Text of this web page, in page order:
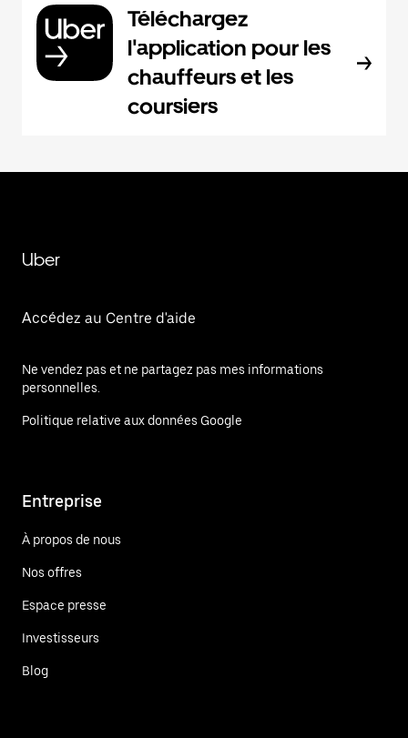
Téléchargez
l'application pour les
chauffeurs et les
coursiers
Uber
Accédez au Centre d'aide
Ne vendez pas et ne partagez pas mes informations
personnelles.
Politique relative aux données Google
Entreprise
À propos de nous
Nos offres
Espace presse
Investisseurs
Blog